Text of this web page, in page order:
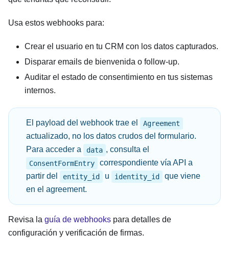
Usa estos webhooks para:
Crear el usuario en tu CRM con los datos capturados.
Disparar emails de bienvenida o follow-up.
Auditar el estado de consentimiento en tus sistemas
internos.
El payload del webhook trae el Agreement
actualizado, no los datos crudos del formulario.
Para acceder a
data , consulta el
ConsentFormEntry
correspondiente vía API a
partir del
entity_id u identity_id
que viene
en el agreement.
Revisa la guía de webhooks para detalles de
configuración y verificación de firmas.